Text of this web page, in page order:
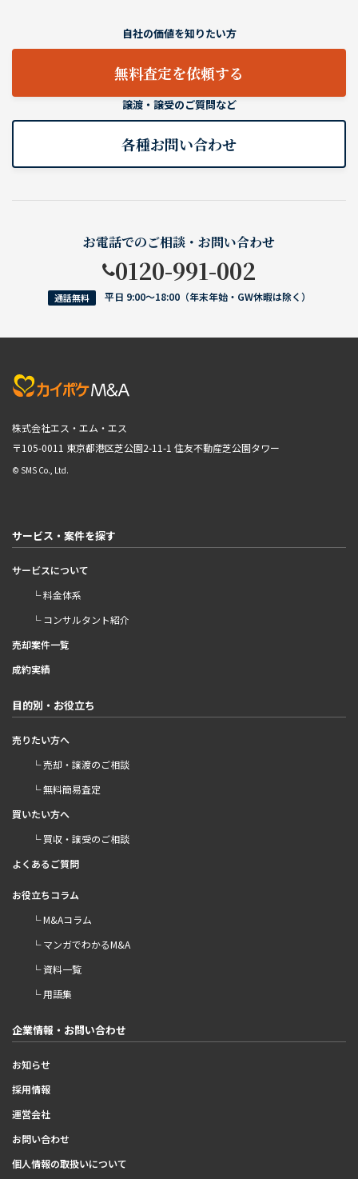
自社の価値を知りたい方
無料査定を依頼する
譲渡・譲受のご質問など
各種お問い合わせ
お電話でのご相談・お問い合わせ
0120-991-002
通話無料 平日 9:00〜18:00（年末年始・GW休暇は除く）
株式会社エス・エム・エス
〒105-0011 東京都港区芝公園2-11-1 住友不動産芝公園タワー
© SMS Co., Ltd.
サービス・案件を探す
サービスについて
└ 料金体系
└ コンサルタント紹介
売却案件一覧
成約実績
目的別・お役立ち
売りたい方へ
└ 売却・譲渡のご相談
└ 無料簡易査定
買いたい方へ
└ 買収・譲受のご相談
よくあるご質問
お役立ちコラム
└ M&Aコラム
└ マンガでわかるM&A
└ 資料一覧
└ 用語集
企業情報・お問い合わせ
お知らせ
採用情報
運営会社
お問い合わせ
個人情報の取扱いについて